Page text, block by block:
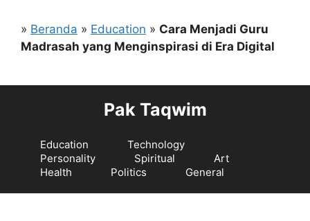
» Beranda » Education » Cara Menjadi Guru
Madrasah yang Menginspirasi di Era Digital
Pak Taqwim
Education
Technology
Personality
Spiritual
Art
Health
Politics General